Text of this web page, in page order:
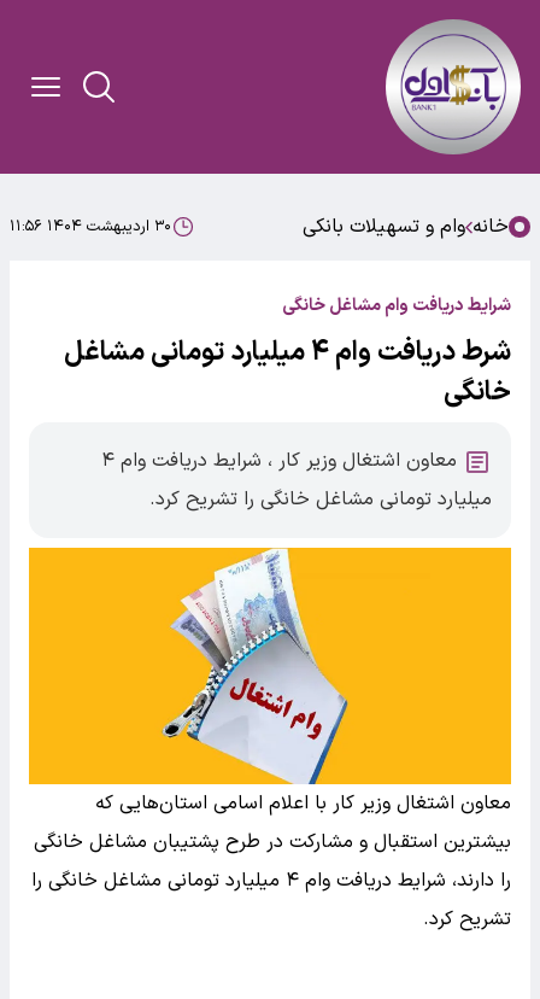
خانه وام و تسهیلات بانکی ۳۰ اردیبهشت ۱۴۰۴ ۱۱:۵۶
شرایط دریافت وام مشاغل خانگی
شرط دریافت وام ۴ میلیارد تومانی مشاغل
خانگی
معاون اشتغال وزیر کار ، شرایط دریافت وام ۴
میلیارد تومانی مشاغل خانگی را تشریح کرد.
معاون اشتغال وزیر کار با اعلام اسامی استان‌هایی که
بیشترین استقبال و مشارکت در طرح پشتیبان مشاغل خانگی
را دارند، شرایط دریافت وام ۴ میلیارد تومانی مشاغل خانگی را
تشریح کرد.